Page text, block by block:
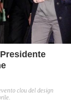
clou del design